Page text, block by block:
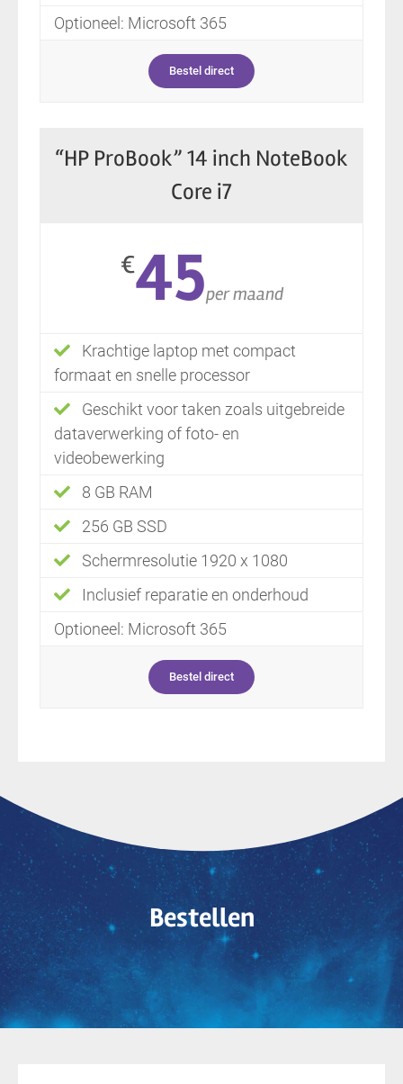
Optioneel: Microsoft 365
Bestel direct
“HP ProBook” 14 inch NoteBook
Core i7
€45per maand
Krachtige laptop met compact
formaat en snelle processor
Geschikt voor taken zoals uitgebreide
dataverwerking of foto- en
videobewerking
8 GB RAM
256 GB SSD
Schermresolutie 1920 x 1080
Inclusief reparatie en onderhoud
Optioneel: Microsoft 365
Bestel direct
Bestellen